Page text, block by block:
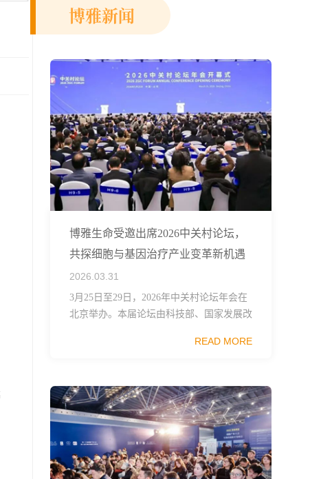
博雅新闻
博雅生命受邀出席2026中关村论坛，
共探细胞与基因治疗产业变革新机遇
2026.03.31
3月25日至29日，2026年中关村论坛年会在
北京举办。本届论坛由科技部、国家发展改
国科学院、中国工程院、中国科协和北京市
READ MORE